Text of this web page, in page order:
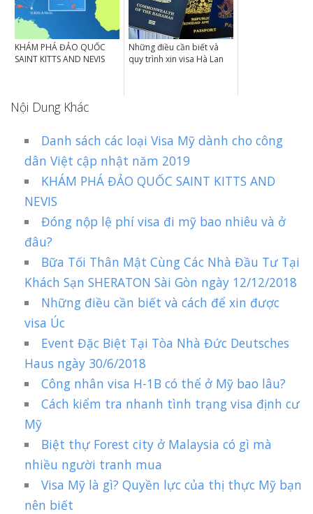
KHÁM PHÁ ĐẢO QUỐC
SAINT KITTS AND NEVIS
Những điều cần biết và
quy trình xin visa Hà Lan
Nội Dung Khác
Danh sách các loại Visa Mỹ dành cho công
dân Việt cập nhật năm 2019
KHÁM PHÁ ĐẢO QUỐC SAINT KITTS AND
NEVIS
Đóng nộp lệ phí visa đi mỹ bao nhiêu và ở
đâu?
Bữa Tối Thân Mật Cùng Các Nhà Đầu Tư Tại
Khách Sạn SHERATON Sài Gòn ngày 12/12/2018
Những điều cần biết và cách để xin được
visa Úc
Event Đặc Biệt Tại Tòa Nhà Đức Deutsches
Haus ngày 30/6/2018
Công nhân visa H-1B có thể ở Mỹ bao lâu?
Cách kiểm tra nhanh tình trạng visa định cư
Mỹ
Biệt thự Forest city ở Malaysia có gì mà
nhiều người tranh mua
Visa Mỹ là gì? Quyền lực của thị thực Mỹ bạn
nên biết